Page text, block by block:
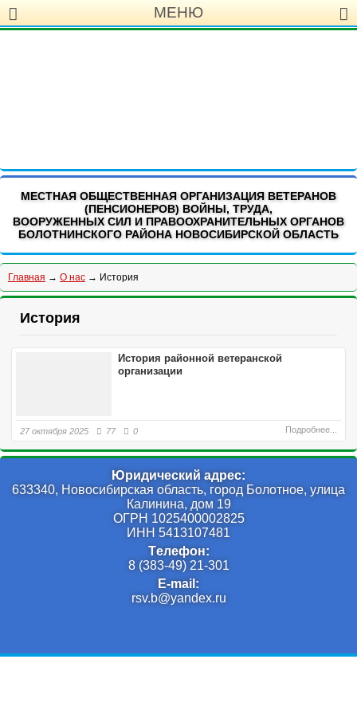
МЕСТНАЯ ОБЩЕСТВЕННАЯ ОРГАНИЗАЦИЯ ВЕТЕРАНОВ
(ПЕНСИОНЕРОВ) ВОЙНЫ, ТРУДА,
ВООРУЖЕННЫХ СИЛ И ПРАВООХРАНИТЕЛЬНЫХ ОРГАНОВ
БОЛОТНИНСКОГО РАЙОНА НОВОСИБИРСКОЙ ОБЛАСТЬ
МЕНЮ
Главная → О нас → История
История
История районной ветеранской
организации
27 октября 2025 77 0 Подробнее...
Юридический адрес:
633340, Новосибирская область, город Болотное, улица
Калинина, дом 19
ОГРН 1025400002825
ИНН 5413107481
Tелефон:
8 (383-49) 21-301
E-mail:
rsv.b@yandex.ru